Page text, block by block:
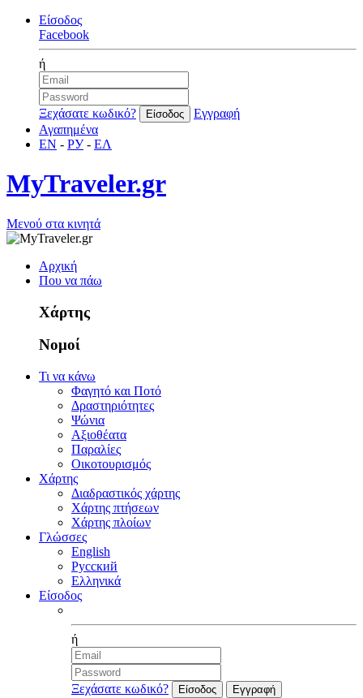
Είσοδος
Facebook
ή
Ξεχάσατε κωδικό?
Εγγραφή
Αγαπημένα
EN - РУ- ΕΛ
MyTraveler.gr
Μενού στα κινητά
Αρχική
Που να πάω
Χάρτης
Νομοί
Τι να κάνω
Φαγητό και Ποτό
Δραστηριότητες
Ψώνια
Αξιοθέατα
Παραλίες
Οικοτουρισμός
Χάρτης
Διαδραστικός χάρτης
Χάρτης πτήσεων
Χάρτης πλοίων
Γλώσσες
English
Русский
Ελληνικά
Είσοδος
ή
Ξεχάσατε κωδικό?